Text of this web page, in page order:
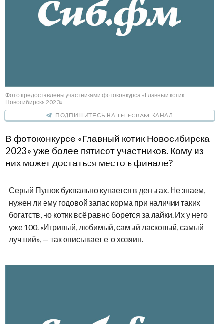
Фото предоставлены участниками фотоконкурса «Главный котик
Новосибирска 2023»
ПОДПИШИТЕСЬ НА TELEGRAM-КАНАЛ
В фотоконкурсе «Главный котик Новосибирска
2023» уже более пятисот участников. Кому из
них может достаться место в финале?
Серый Пушок буквально купается в деньгах. Не знаем,
нужен ли ему годовой запас корма при наличии таких
богатств, но котик всё равно борется за лайки. Их у него
уже 100. «Игривый, любимый, самый ласковый, самый
лучший», — так описывает его хозяин.